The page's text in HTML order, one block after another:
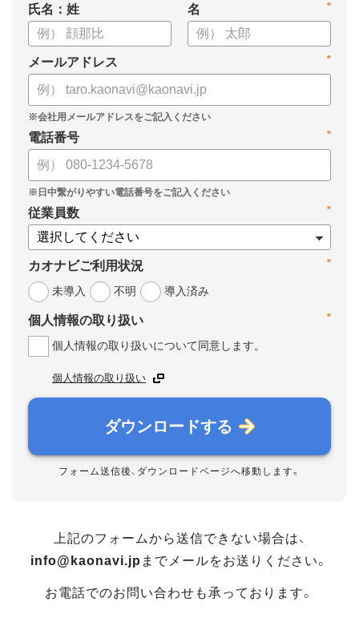
氏名：姓 *
名
*
メールアドレス
*
電話番号
*
従業員数
*
カオナビご利用状況
未導入
不明 導入済み
*
個人情報の取り扱い
個人情報の取り扱いについて同意します。
個人情報の取り扱い
ダウンロードする
フォーム送信後、ダウンロードページへ移動します。
上記のフォームから送信できない場合は、
info@kaonavi.jp までメールをお送りください。
お電話でのお問い合わせも承っております。